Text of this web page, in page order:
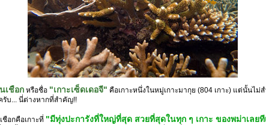
เชือก หรือชื่อ "เกาะเซ็ดเดอจี" คือเกาะหนึ่งในหมู่เกาะมากุย (804 เกาะ) แต่นั้นไม่
ครับ... นี่ต่างหากที่สำคัญ!!
ชือกคือเกาะที่ "มีทุ่งปะการังที่ใหญ่ที่สุด สวยที่สุดในทุก ๆ เกาะ ของพม่าเลยที